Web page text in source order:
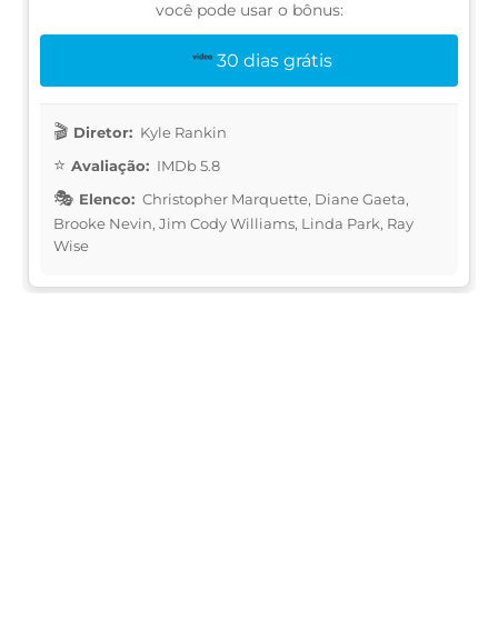
você pode usar o bônus:
30 dias grátis
Diretor: Kyle Rankin
Avaliação: IMDb 5.8
Elenco: Christopher Marquette, Diane Gaeta,
Brooke Nevin, Jim Cody Williams, Linda Park, Ray
Wise